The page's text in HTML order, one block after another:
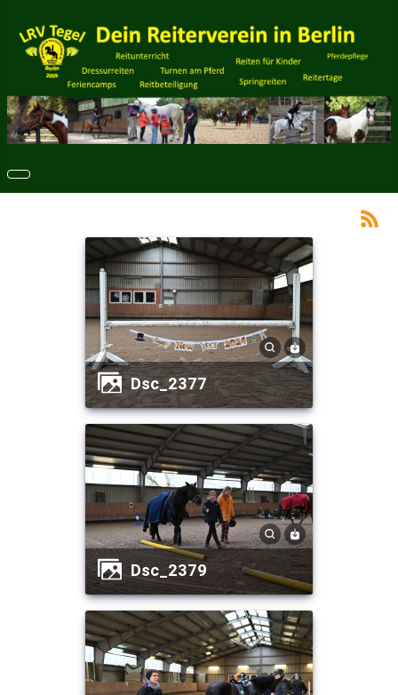
dsc_2377
dsc_2379